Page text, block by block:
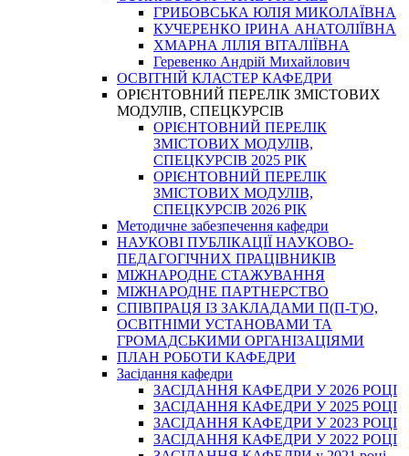
ГРИБОВСЬКА ЮЛІЯ МИКОЛАЇВНА
КУЧЕРЕНКО ІРИНА АНАТОЛІЇВНА
ХМАРНА ЛІЛІЯ ВІТАЛІЇВНА
Геревенко Андрій Михайлович
ОСВІТНІЙ КЛАСТЕР КАФЕДРИ
ОРІЄНТОВНИЙ ПЕРЕЛІК ЗМІСТОВИХ
МОДУЛІВ, СПЕЦКУРСІВ
ОРІЄНТОВНИЙ ПЕРЕЛІК
ЗМІСТОВИХ МОДУЛІВ,
СПЕЦКУРСІВ 2025 РІК
ОРІЄНТОВНИЙ ПЕРЕЛІК
ЗМІСТОВИХ МОДУЛІВ,
СПЕЦКУРСІВ 2026 РІК
Методичне забезпечення кафедри
НАУКОВІ ПУБЛІКАЦІЇ НАУКОВО-
ПЕДАГОГІЧНИХ ПРАЦІВНИКІВ
МІЖНАРОДНЕ СТАЖУВАННЯ
МІЖНАРОДНЕ ПАРТНЕРСТВО
СПІВПРАЦЯ ІЗ ЗАКЛАДАМИ П(П-Т)О,
ОСВІТНІМИ УСТАНОВАМИ ТА
ГРОМАДСЬКИМИ ОРГАНІЗАЦІЯМИ
ПЛАН РОБОТИ КАФЕДРИ
Засідання кафедри
ЗАСІДАННЯ КАФЕДРИ У 2026 РОЦІ
ЗАСІДАННЯ КАФЕДРИ У 2025 РОЦІ
ЗАСІДАННЯ КАФЕДРИ У 2023 РОЦІ
ЗАСІДАННЯ КАФЕДРИ У 2022 РОЦІ